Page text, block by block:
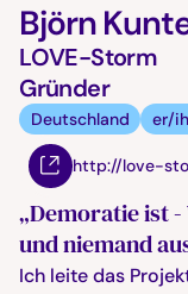
Björn
LOVE-Storm
Gründer
Deutschland er/
http://love-
„Demoratie ist
und niemand
Ich leite das